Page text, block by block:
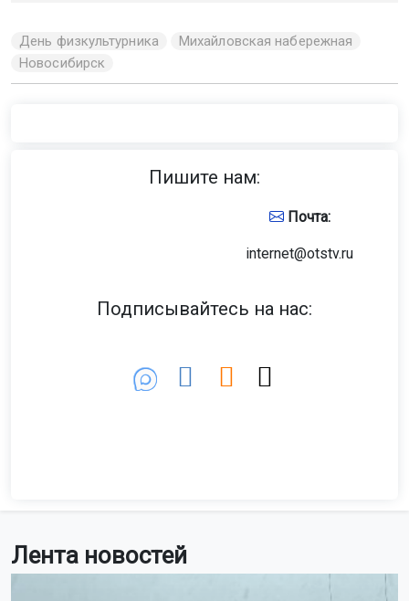
Лента новостей
День физкультурника
Михайловская набережная
Новосибирск
Пишите нам:
Почта:
internet@otstv.ru
Подписывайтесь на нас: